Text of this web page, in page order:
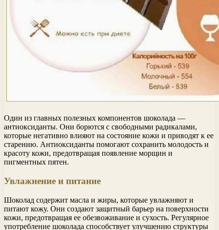
Один из главных полезных компонентов шоколада —
антиоксиданты. Они борются с свободными радикалами,
которые негативно влияют на состояние кожи и приводят к ее
старению. Антиоксиданты помогают сохранить молодость и
красоту кожи, предотвращая появление морщин и
пигментных пятен.
Увлажнение и питание
Шоколад содержит масла и жиры, которые увлажняют и
питают кожу. Они создают защитный барьер на поверхности
кожи, предотвращая ее обезвоживание и сухость. Регулярное
употребление шоколада способствует улучшению структуры